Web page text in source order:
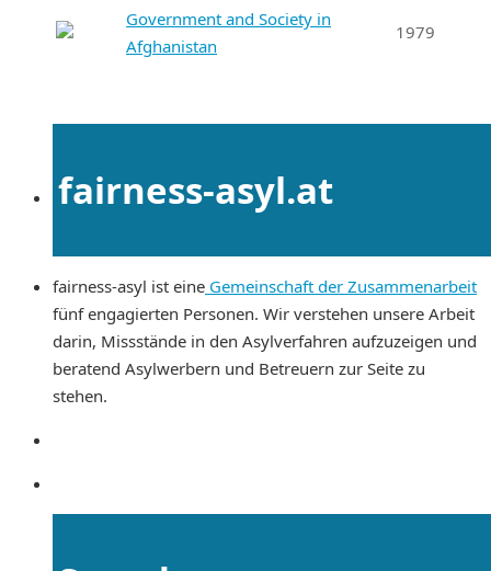
Government and Society in
Afghanistan
1979
fairness-asyl.at
fairness-asyl ist eine Gemeinschaft der Zusammenarbeit
fünf engagierten Personen. Wir verstehen unsere Arbeit
darin, Missstände in den Asylverfahren aufzuzeigen und
beratend Asylwerbern und Betreuern zur Seite zu
stehen.